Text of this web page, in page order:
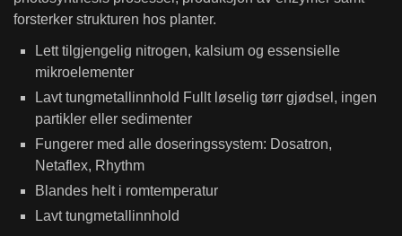
forsterker strukturen hos planter.
Lett tilgjengelig nitrogen, kalsium og essensielle
mikroelementer
Lavt tungmetallinnhold Fullt løselig tørr gjødsel, ingen
partikler eller sedimenter
Fungerer med alle doseringssystem: Dosatron,
Netaflex, Rhythm
Blandes helt i romtemperatur
Lavt tungmetallinnhold